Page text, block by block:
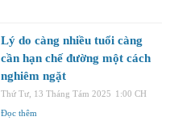
Lý do càng nhiều tuổi càng
cần hạn chế đường một cách
nghiêm ngặt
Thứ Tư, 13 Tháng Tám 2025 1:00 CH
Đọc thêm